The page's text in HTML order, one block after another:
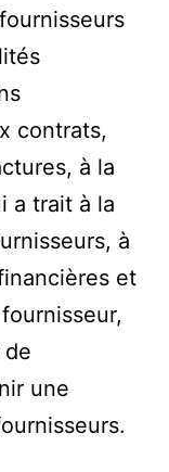
contrats,
à la
a trait à la
à
et
une